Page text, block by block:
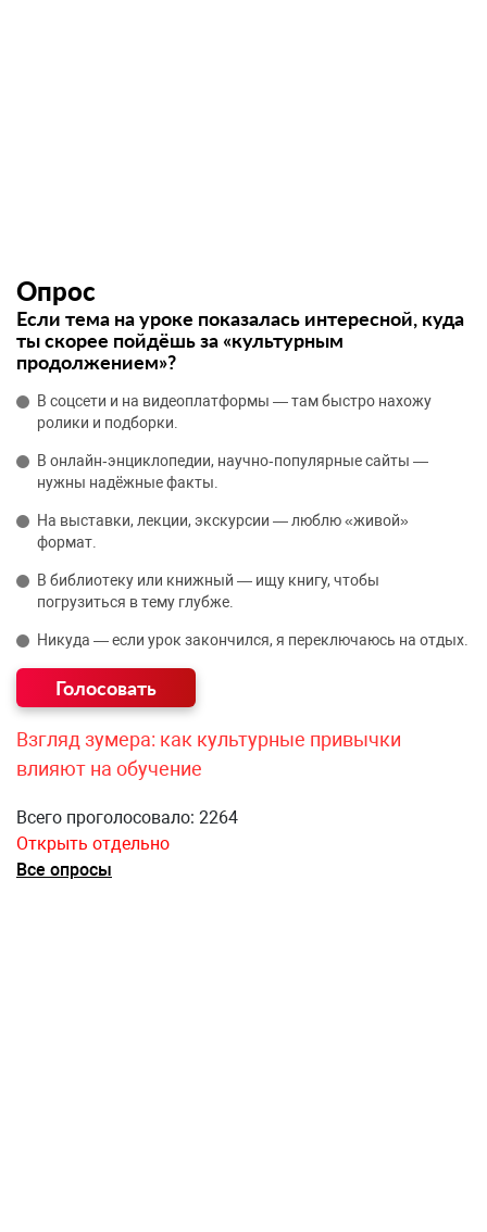
Опрос
Если тема на уроке показалась интересной, куда
ты скорее пойдёшь за «культурным
продолжением»?
В соцсети и на видеоплатформы — там быстро нахожу
ролики и подборки.
В онлайн‑энциклопедии, научно‑популярные сайты —
нужны надёжные факты.
На выставки, лекции, экскурсии — люблю «живой»
формат.
В библиотеку или книжный — ищу книгу, чтобы
погрузиться в тему глубже.
Никуда — если урок закончился, я переключаюсь на отдых.
Взгляд зумера: как культурные привычки
влияют на обучение
Всего проголосовало: 2264
Открыть отдельно
Все опросы